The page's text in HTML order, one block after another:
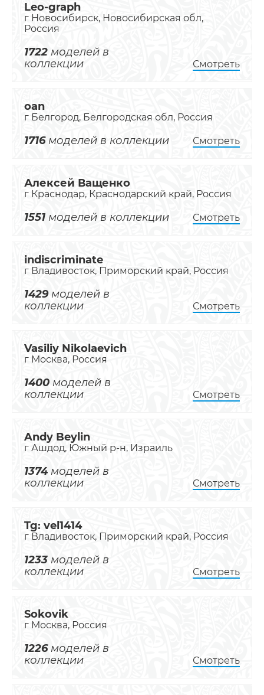
Leo-graph
г Новосибирск, Новосибирская обл,
Россия
1722 моделей в
коллекции
Смотреть
oan
г Белгород, Белгородская обл, Россия
1716моделей в коллекции Смотреть
Алексей Ващенко
г Краснодар, Краснодарский край, Россия
1551 моделей в коллекции Смотреть
indiscriminate
г Владивосток, Приморский край, Россия
1429моделей в
коллекции
Смотреть
Vasiliy Nikolaevich
г Москва, Россия
1400 моделей в
коллекции
Смотреть
Andy Beylin
г Ашдод, Южный р-н, Израиль
1374моделей в
коллекции
Смотреть
Tg: vel1414
г Владивосток, Приморский край, Россия
1233 моделей в
коллекции
Смотреть
Sokovik
г Москва, Россия
1226моделей в
коллекции
Смотреть